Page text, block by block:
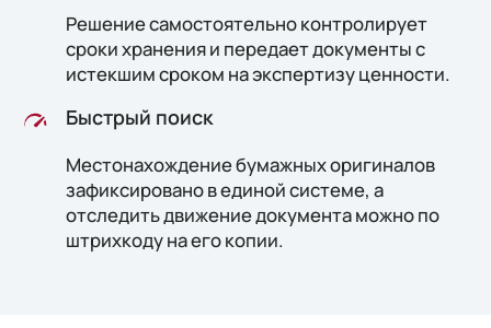
Решение самостоятельно контролирует
сроки хранения и передает документы с
истекшим сроком на экспертизу ценности.
Быстрый поиск
Местонахождение бумажных оригиналов
зафиксировано в единой системе, а
отследить движение документа можно по
штрихкоду на его копии.